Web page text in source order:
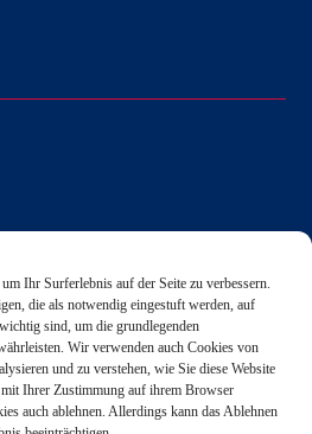
Ihr Surferlebnis auf der Seite zu verbessern.
die als notwendig eingestuft werden, auf
sind, um die grundlegenden
Wir verwenden auch Cookies von
und zu verstehen, wie Sie diese Website
Ihrer Zustimmung auf ihrem Browser
auch ablehnen. Allerdings kann das Ablehnen